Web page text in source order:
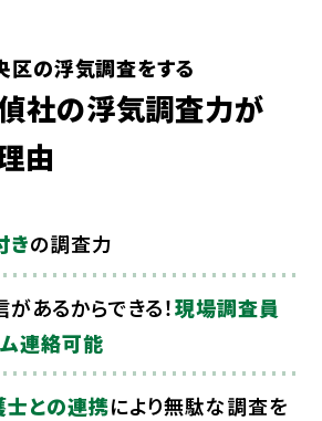
区の浮気調査をする
社の浮気調査力が
由
きの調査力
あるからできる！現場調査員
連絡可能
士との連携により無駄な調査を